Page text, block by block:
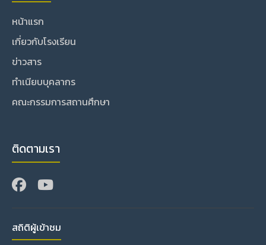
หน้าแรก
เกี่ยวกับโรงเรียน
ข่าวสาร
ทำเนียบบุคลากร
คณะกรรมการสถานศึกษา
ติดตามเรา
สถิติผู้เข้าชม